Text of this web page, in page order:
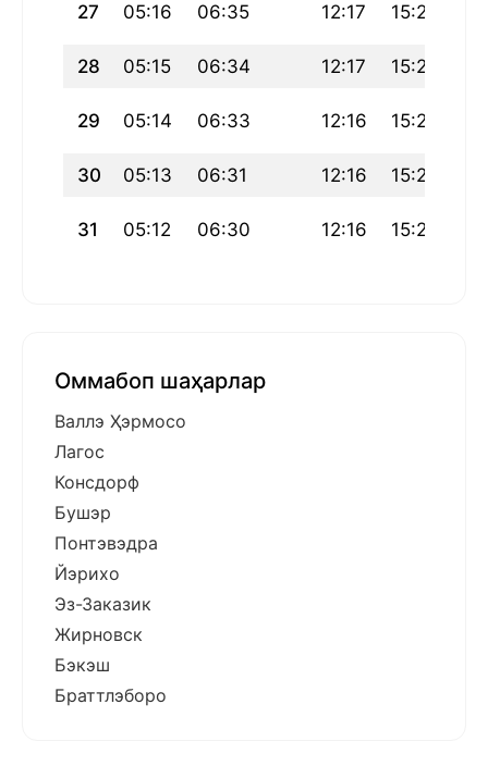
27 05:16 06:35 12:17 15:23
28 05:15 06:34 12:17 15:23
29 05:14 06:33 12:16 15:22
30 05:13 06:31 12:16 15:22
31 05:12 06:30 12:16 15:22
Оммабоп шаҳарлар
Валлэ Ҳэрмосо
Лагос
Консдорф
Бушэр
Понтэвэдра
Йэрихо
Эз-Заказик
Жирновск
Бэкэш
Браттлэборо